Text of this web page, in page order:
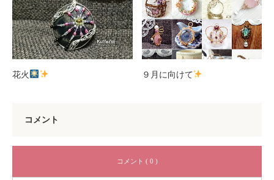
花火 ９月に向けて
コメント
コメント ( 0 )